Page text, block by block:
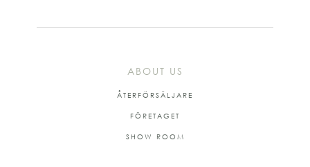
ABOUT US
ÅTERFÖRSÄLJARE
FÖRETAGET
SHOW ROOM